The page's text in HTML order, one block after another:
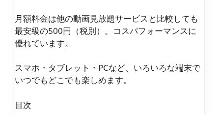
月額料金は他の動画見放題サービスと比較しても
最安級の500円（税別）。コスパフォーマンスに
優れています。
スマホ・タブレット・PCなど、いろいろな端末で
いつでもどこでも楽しめます。
目次